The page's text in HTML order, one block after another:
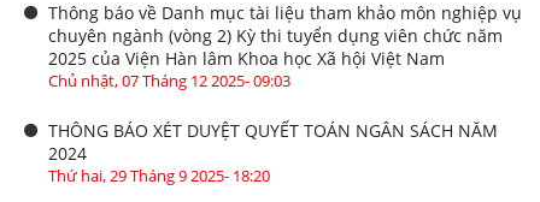
Thông báo về Danh mục tài liệu tham khảo môn nghiệp vụ
chuyên ngành (vòng 2) Kỳ thi tuyển dụng viên chức năm
2025 của Viện Hàn lâm Khoa học Xã hội Việt Nam
Chủ nhật, 07 Tháng 12 2025- 09:03
THÔNG BÁO XÉT DUYỆT QUYẾT TOÁN NGÂN SÁCH NĂM
2024
Thứ hai, 29 Tháng 9 2025- 18:20